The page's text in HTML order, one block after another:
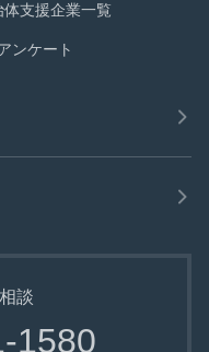
体支援企業一覧
ンケート
談
1580